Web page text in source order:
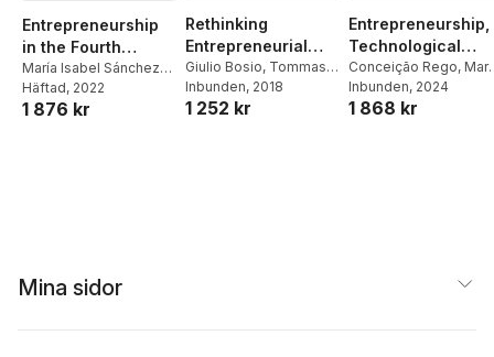
Entrepreneurship
in the Fourth
Sector
María Isabel Sánchez-
Hernández,Luísa
Carvalho,Conceição
Häftad, 2022
1 876 kr
Rethinking
Entrepreneurial
Human Capital
Giulio Bosio, Tommaso
Minola,Federica Origo
Stefano Tomelleri
Inbunden, 2018
1 252 kr
Entrepreneurship,
Technological
Change and
Circular Economy
for a Green
Conceição Rego,
Raquel Lucas,María
Isabel Sánchez-
Inbunden, 2024
1 868 kr
Mina sidor